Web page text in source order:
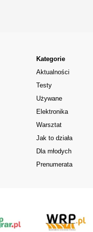
Kategorie
Aktualności
Testy
Używane
Elektronika
Warsztat
Jak to działa
Dla młodych
Prenumerata